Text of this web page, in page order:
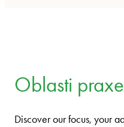
Oblasti praxe
Discover our focus, your